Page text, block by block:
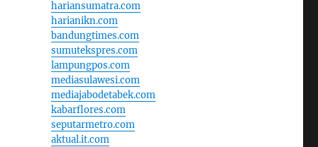
hariansumatra.com
harianikn.com
bandungtimes.com
sumutekspres.com
lampungpos.com
mediasulawesi.com
mediajabodetabek.com
kabarflores.com
seputarmetro.com
aktual.it.com